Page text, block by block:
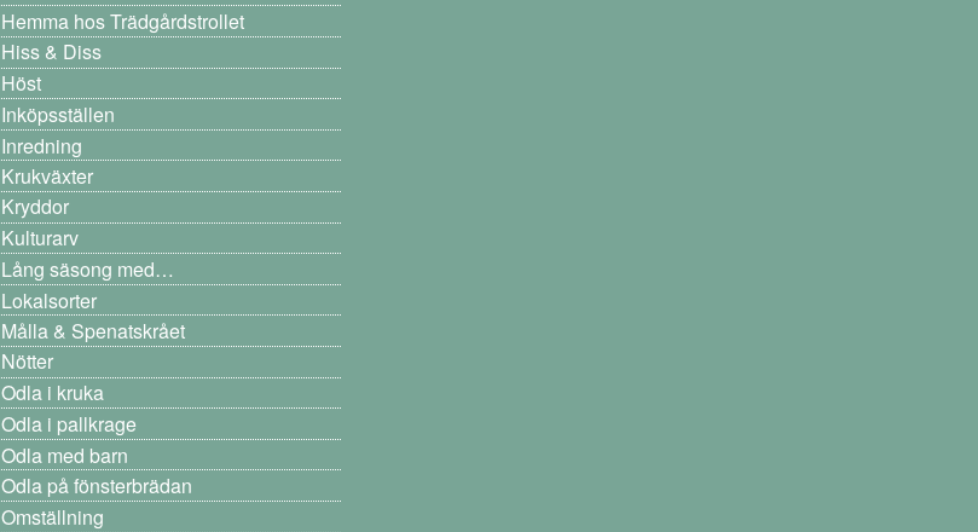
Hemma hos Trädgårdstrollet
Hiss & Diss
Höst
Inköpsställen
Inredning
Krukväxter
Kryddor
Kulturarv
Lång säsong med…
Lokalsorter
Målla & Spenatskrået
Nötter
Odla i kruka
Odla i pallkrage
Odla med barn
Odla på fönsterbrädan
Omställning